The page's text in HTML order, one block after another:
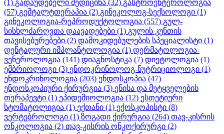
(1) გადაუდებელი მედიცინა (32) გასტროენტეროლოგია
(57) გეშტალტთერაპია (2) გინეკოლოგ-სექსოლოგი (1)
გინეკოლოგია-რეპროდუქტოლოგია (557) გულ-
სისხლძარღვთა დაავადებები (1) გულის კუნთის
თავისებურებები (2) დამოკიდებულების სპეციალისტი (1)
დენტალური იმპლანტოლოგია (1) დერმატოლოგია-
ვენეროლოგია (141) დიაგნოსტიკა (7) დიეტოლოგია (1)
ემბრიოლოგი (3) ენდოკრინოლოგ-ნუტრიციოლოგი (1)
ენდოკრინოლოგია (203) ენდოსკოპია (47)
ენდოსკოპიური ქირურგია (3) ენისა და მეტყველების
თერაპევტი (1) ეპიდემიოლოგია (12) ესთეტიური
სტომატოლიგია (1) ექთანი (1) ექოსკოპისტი (8)
ვერტებროლოგი (1) ზოგადი ქირურგია (264) თავ-კისრის
ონკოლოგია (2) თავ-კისრის ონკოქირურგი (2)